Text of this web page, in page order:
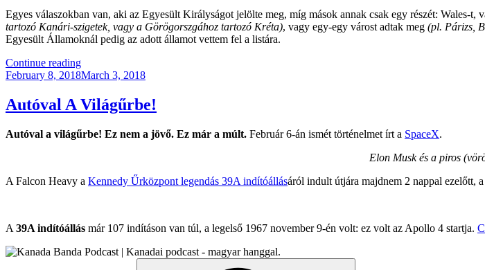
Egyes válaszokban van, aki az Egyesült Királyságot jelölte meg, míg mások annak csak egy részét: Wales-
tartozó Kanári-szigetek, vagy a Görögorszgához tartozó Kréta), vagy egy-egy várost adtak meg (pl. Párizs,
Egyesült Államoknál pedig az adott államot vettem fel a listára.
Continue reading“Ha
El
Költöznöd
Magyarországról…”
Posted
February 8, 2018March 3, 2018
Autóval A Világűrbe!
Autóval a világűrbe! Ez nem a jövő. Ez már a múlt. Február 6-án ismét történelmet írt a SpaceX.
Elon Musk és a piros
A Falcon Heavy a Kennedy Űrközpont legendás 39A indítóállásáról indult útjára majdnem 2 nappal ezelőtt,
A 39A indítóállás már 107 indításon van túl, a legelső 1967 november 9-én volt: ez volt az Apollo 4 startja.